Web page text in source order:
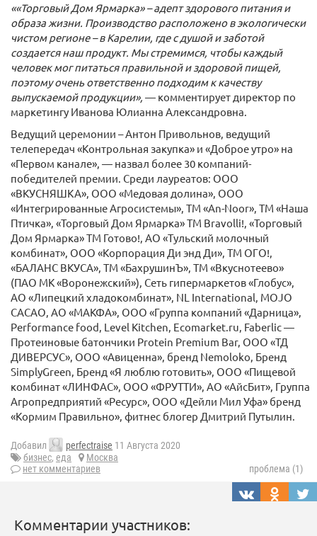
««Торговый Дом Ярмарка» – адепт здорового питания и
образа жизни. Производство расположено в экологически
чистом регионе – в Карелии, где с душой и заботой
создается наш продукт. Мы стремимся, чтобы каждый
человек мог питаться правильной и здоровой пищей,
поэтому очень ответственно подходим к качеству
выпускаемой продукции», — комментирует директор по
маркетингу Иванова Юлианна Александровна.
Ведущий церемонии – Антон Привольнов, ведущий
телепередач «Контрольная закупка» и «Доброе утро» на
«Первом канале», — назвал более 30 компаний-
победителей премии. Среди лауреатов: ООО
«ВКУСНЯШКА», ООО «Медовая долина», ООО
«Интегрированные Агросистемы», ТМ «An-Noor», ТМ «Наша
Птичка», «Торговый Дом Ярмарка» ТМ Bravolli!, «Торговый
Дом Ярмарка» ТМ Готово!, АО «Тульский молочный
комбинат», ООО «Корпорация Ди энд Ди», ТМ ОГО!,
«БАЛАНС ВКУСА», ТМ «БахрушинЪ», ТМ «Вкуснотеево»
(ПАО МК «Воронежский»), Сеть гипермаркетов «Глобус»,
АО «Липецкий хладокомбинат», NL International, MOJO
CACAO, АО «МАКФА», ООО «Группа компаний «Дарница»,
Performance food, Level Kitchen, Ecomarket.ru, Faberlic —
Протеиновые батончики Protein Premium Bar, ООО «ТД
ДИВЕРСУС», ООО «Авиценна», бренд Nemoloko, Бренд
SimplyGreen, Бренд «Я люблю готовить», ООО «Пищевой
комбинат «ЛИНФАС», ООО «ФРУТТИ», АО «АйсБит», Группа
Агропредприятий «Ресурс», ООО «Дейли Мил Уфа» бренд
«Кормим Правильно», фитнес блогер Дмитрий Путылин.
Добавил perfectraise 11 Августа 2020
бизнес, еда
Москва
нет комментариев
проблема (1)
Комментарии участников: